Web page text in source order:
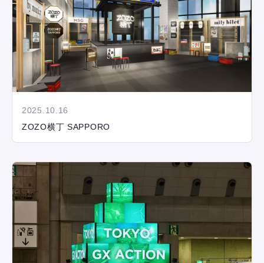
2025.10.16
ZOZO横丁 SAPPORO